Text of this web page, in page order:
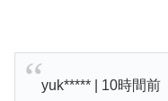
yuk***** | 10時間前